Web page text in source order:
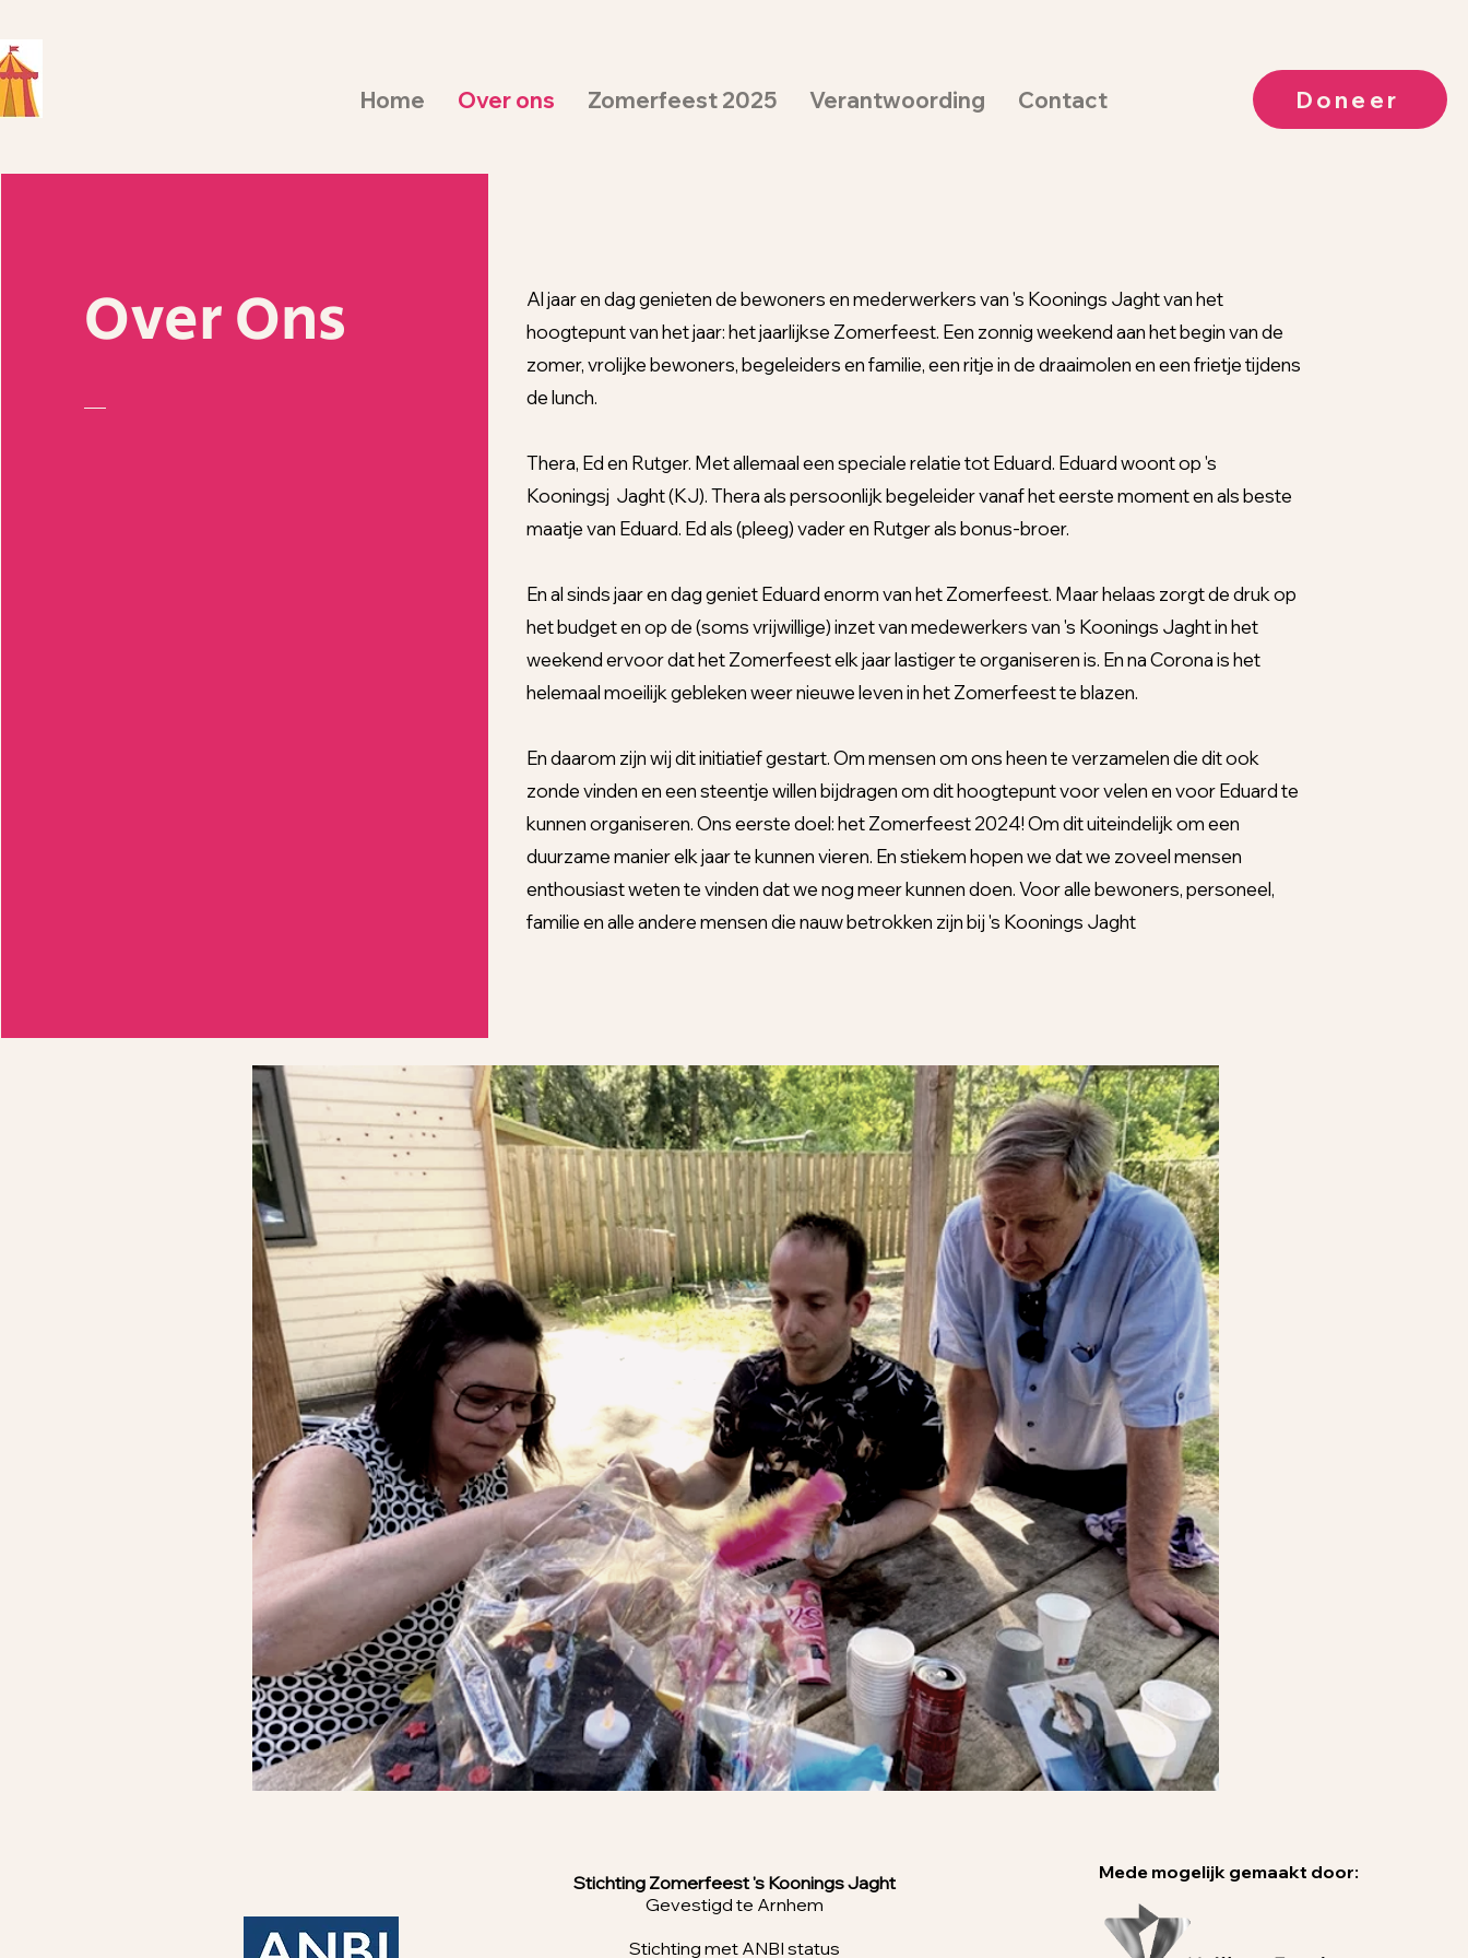
Home Over ons Zomerfeest 2025 Verantwoording Contact Doneer
Over Ons
Al jaar en dag genieten de bewoners en mederwerkers van 's Koonings Jaght van het
hoogtepunt van het jaar: het jaarlijkse Zomerfeest. Een zonnig weekend aan het begin van de
zomer, vrolijke bewoners, begeleiders en familie, een ritje in de draaimolen en een frietje tijdens
de lunch.
Thera, Ed en Rutger. Met allemaal een speciale relatie tot Eduard. Eduard woont op 's
Kooningsj Jaght (KJ). Thera als persoonlijk begeleider vanaf het eerste moment en als beste
maatje van Eduard. Ed als (pleeg) vader en Rutger als bonus-broer.
En al sinds jaar en dag geniet Eduard enorm van het Zomerfeest. Maar helaas zorgt de druk op
het budget en op de (soms vrijwillige) inzet van medewerkers van 's Koonings Jaght in het
weekend ervoor dat het Zomerfeest elk jaar lastiger te organiseren is. En na Corona is het
helemaal moeilijk gebleken weer nieuwe leven in het Zomerfeest te blazen.
En daarom zijn wij dit initiatief gestart. Om mensen om ons heen te verzamelen die dit ook
zonde vinden en een steentje willen bijdragen om dit hoogtepunt voor velen en voor Eduard te
kunnen organiseren. Ons eerste doel: het Zomerfeest 2024! Om dit uiteindelijk om een
duurzame manier elk jaar te kunnen vieren. En stiekem hopen we dat we zoveel mensen
enthousiast weten te vinden dat we nog meer kunnen doen. Voor alle bewoners, personeel,
familie en alle andere mensen die nauw betrokken zijn bij 's Koonings Jaght
Stichting Zomerfeest 's Koonings Jaght
Gevestigd te Arnhem
Stichting met ANBI status
Mede mogelijk gemaakt door: